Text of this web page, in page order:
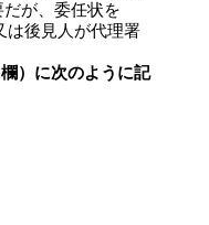
が、委任状を
は後見人が代理署
）に次のように記